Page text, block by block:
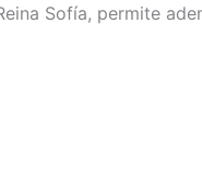
Sofía, permite